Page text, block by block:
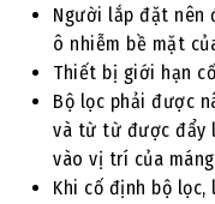
Người lắp đặt nên
ô nhiễm bề mặt
Thiết bị giới hạn
Bộ lọc phải được
và từ từ được đẩy
vào vị trí của
Khi cố định bộ